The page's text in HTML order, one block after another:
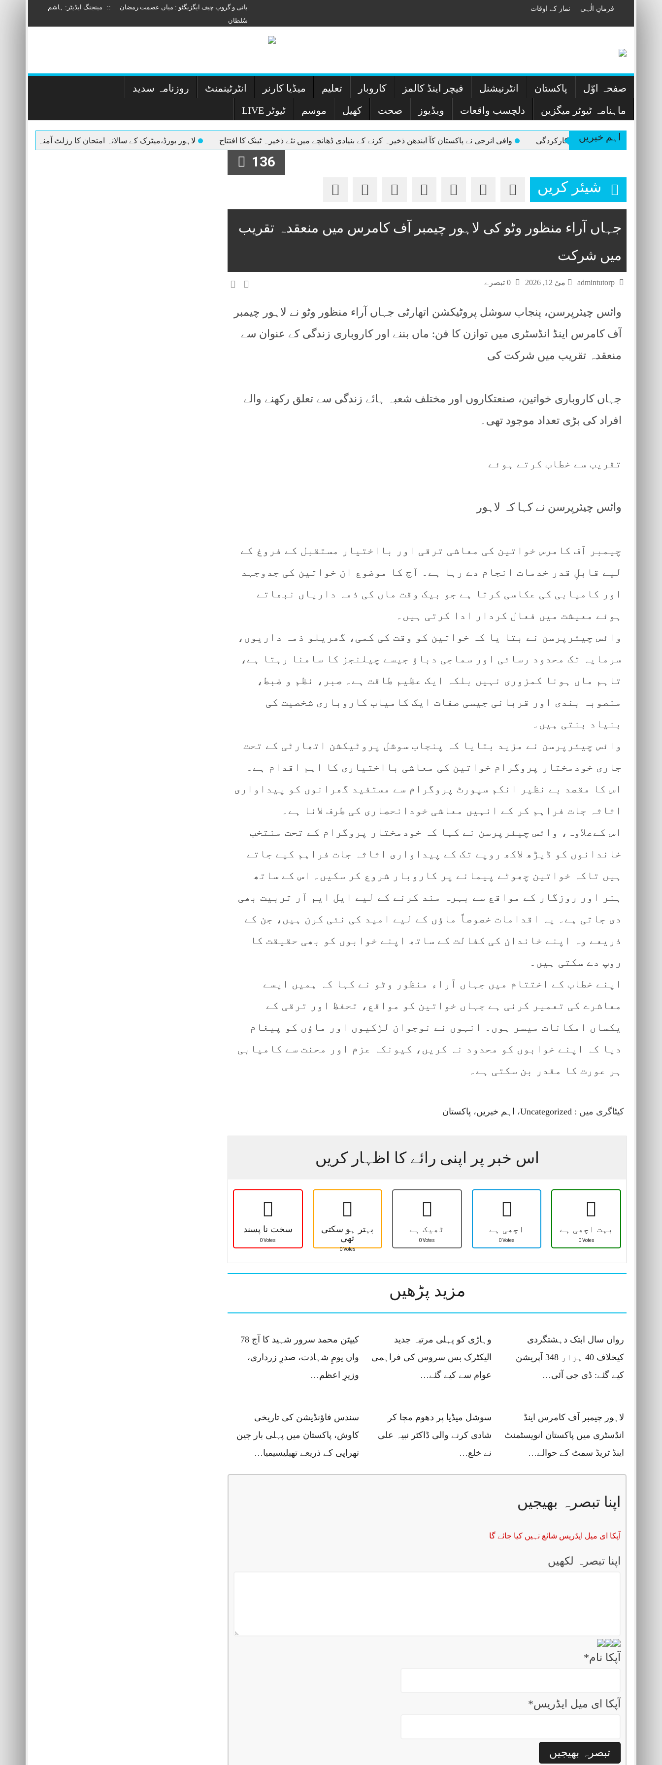
بانی و گروپ چیف ایگزیگٹو : میاں عصمت رمضان :: مینجنگ ایڈیٹر: ہاشم
سُلطان
فرمانِ الٰہی نماز کے اوقات
صفحہ اوّل پاکستان انٹرنیشنل فیچر اینڈ کالمز کاروبار تعلیم میڈیا کارنر انٹرٹینمنٹ روزنامہ سدید
ماہنامہ ٹیوٹر میگزین دلچسب واقعات ویڈیوز صحت کھیل موسم LIVE ٹیوٹر
اہم خبریں
نے پاکستان کآ ایندھن ذخیرہ کرنے کے بنیادی ڈھانچے میں نئے ذخیرہ ٹینک کا افتتاح لاہور بورڈ،میٹرک کے سالانہ امتحان کا رزلٹ آمنہ محبوب کی 1192 نمبرلیکرپہلی پوزیشن لاہور کے تھانے میں لڑکی
136
شیئر کریں
جہاں آراء منظور وٹو کی لاہور چیمبر آف کامرس میں منعقدہ تقریب
میں شرکت
admintutorp مئ 12, 2026
وائس چیئرپرسن، پنجاب سوشل پروٹیکشن اتھارٹی جہاں آراء منظور وٹو نے لاہور چیمبر
آف کامرس اینڈ انڈسٹری میں توازن کا فن: ماں بننے اور کاروباری زندگی کے عنوان سے
منعقدہ تقریب میں شرکت کی
جہاں کاروباری خواتین، صنعتکاروں اور مختلف شعبہ ہائے زندگی سے تعلق رکھنے والے
افراد کی بڑی تعداد موجود تھی۔
تقریب سے خطاب کرتے ہوئے
وائس چیئرپرسن نے کہا کہ لاہور
چیمبر آف کامرس خواتین کی معاشی ترقی اور بااختیار مستقبل کے فروغ کے
لیے قابلِ قدر خدمات انجام دے رہا ہے۔ آج کا موضوع ان خواتین کی جدوجہد
اور کامیابی کی عکاسی کرتا ہے جو بیک وقت ماں کی ذمہ داریاں نبھاتے
ہوئے معیشت میں فعال کردار ادا کرتی ہیں۔
وائس چیئرپرسن نے بتا یا کہ خواتین کو وقت کی کمی، گھریلو ذمہ داریوں،
سرمایہ تک محدود رسائی اور سماجی دباؤ جیسے چیلنجز کا سامنا رہتا ہے،
تاہم ماں ہونا کمزوری نہیں بلکہ ایک عظیم طاقت ہے۔ صبر، نظم و ضبط،
منصوبہ بندی اور قربانی جیسی صفات ایک کامیاب کاروباری شخصیت کی
بنیاد بنتی ہیں۔
وائس چیئرپرسن نے مزید بتایا کہ پنجاب سوشل پروٹیکشن اتھارٹی کے تحت
جاری خودمختار پروگرام خواتین کی معاشی بااختیاری کا اہم اقدام ہے۔
اس کا مقصد بے نظیر انکم سپورٹ پروگرام سے مستفید گھرانوں کو پیداواری
اثاثہ جات فراہم کر کے انہیں معاشی خودانحصاری کی طرف لانا ہے۔
اس کےعلاوہ، وائس چیئرپرسن نے کہا کہ خودمختار پروگرام کے تحت منتخب
خاندانوں کو ڈیڑھ لاکھ روپے تک کے پیداواری اثاثہ جات فراہم کیے جاتے
ہیں تاکہ خواتین چھوٹے پیمانے پر کاروبار شروع کر سکیں۔ اس کے ساتھ
ہنر اور روزگار کے مواقع سے بہرہ مند کرنے کے لیے ایل ایم آر تربیت بھی
دی جاتی ہے۔ یہ اقدامات خصوصاً ماؤں کے لیے امید کی نئی کرن ہیں، جن کے
ذریعے وہ اپنے خاندان کی کفالت کے ساتھ اپنے خوابوں کو بھی حقیقت کا
روپ دے سکتی ہیں۔
اپنے خطاب کے اختتام میں جہاں آراء منظور وٹو نے کہا کہ ہمیں ایسے
معاشرے کی تعمیر کرنی ہے جہاں خواتین کو مواقع، تحفظ اور ترقی کے
یکساں امکانات میسر ہوں۔ انہوں نے نوجوان لڑکیوں اور ماؤں کو پیغام
دیا کہ اپنے خوابوں کو محدود نہ کریں، کیونکہ عزم اور محنت سے کامیابی
ہر عورت کا مقدر بن سکتی ہے۔
کیٹاگری میں : Uncategorized، اہم خبریں، پاکستان
اس خبر پر اپنی رائے کا اظہار کریں
سخت نا پسند
0 Votes
بہتر ہو سکتی
تھی
0 Votes
ٹھیک ہے
0 Votes
اچھی ہے
0 Votes
بہت اچھی ہے
0 Votes
مزید پڑھیں
رواں سال ابتک دہشتگردی
کیخلاف 40 ہزار 348 آپریشن
کیے گئے: ڈی جی آئی…
وہاڑی کو پہلی مرتبہ جدید
الیکٹرک بس سروس کی فراہمی
عوام سے کیے گئے…
کیپٹن محمد سرور شہید کا آج 78
واں یومِ شہادت، صدرِ زرداری،
وزیرِ اعظم…
لاہور چیمبر آف کامرس اینڈ
انڈسٹری میں پاکستان انویسٹمنٹ
اینڈ ٹریڈ سمٹ کے حوالے…
سوشل میڈیا پر دھوم مچا کر
شادی کرنے والی ڈاکٹر نبیہ علی
نے خلع…
سندس فاؤنڈیشن کی تاریخی
کاوش، پاکستان میں پہلی بار جین
تھراپی کے ذریعے تھیلیسیمیا…
اپنا تبصرہ بھیجیں
آپکا ای میل ایڈریس شائع نہیں کیا جائے گا
اپنا تبصرہ لکھیں
آپکا نام*
آپکا ای میل ایڈریس*